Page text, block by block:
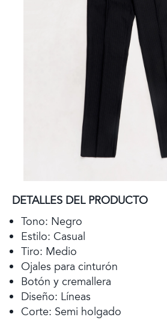
DETALLES DEL PRODUCTO
Tono: Negro
Estilo: Casual
Tiro: Medio
Ojales para cinturón
Botón y cremallera
Diseño: Líneas
Corte: Semi holgado